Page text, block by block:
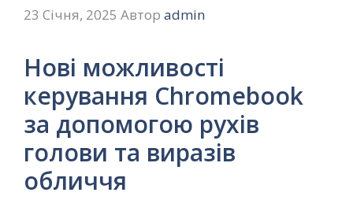
23 Січня, 2025 Автор admin
Нові можливості
керування Chromebook
за допомогою рухів
голови та виразів
обличчя